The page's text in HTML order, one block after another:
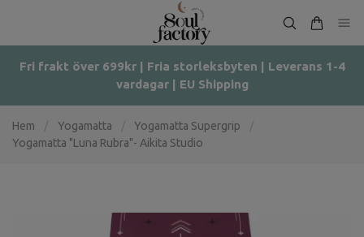
Fri frakt över 699kr | Fria storleksbyten | Leverans 1-4
vardagar | EU Shipping
Hem Yogamatta Yogamatta Supergrip
Yogamatta "Luna Rubra"- Aikita Studio